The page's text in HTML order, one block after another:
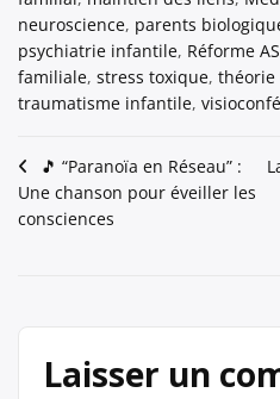
neuroscience, parents
psychiatrie infantile, Réforme
familiale, stress toxique, théorie
traumatisme infantile,
Navigation
de
🎵 “Paranoïa en Réseau” :
Une chanson pour éveiller les
consciences
Laisser un